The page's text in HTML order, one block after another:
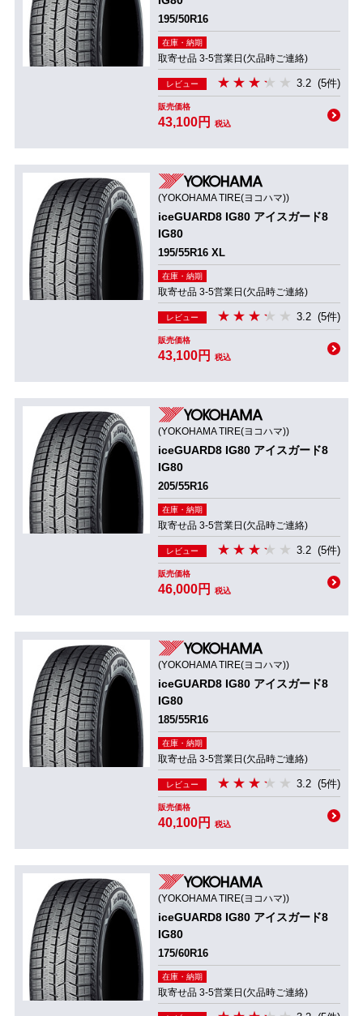
195/50R16
在庫・納期
取寄せ品 3-5営業日(欠品時ご連絡)
レビュー 3.2 (5件)
販売価格
43,100円 税込
(YOKOHAMA TIRE(ヨコハマ))
iceGUARD8 IG80 アイスガード8
IG80
195/55R16 XL
在庫・納期
取寄せ品 3-5営業日(欠品時ご連絡)
レビュー 3.2 (5件)
販売価格
43,100円 税込
(YOKOHAMA TIRE(ヨコハマ))
iceGUARD8 IG80 アイスガード8
IG80
205/55R16
在庫・納期
取寄せ品 3-5営業日(欠品時ご連絡)
レビュー 3.2 (5件)
販売価格
46,000円 税込
(YOKOHAMA TIRE(ヨコハマ))
iceGUARD8 IG80 アイスガード8
IG80
185/55R16
在庫・納期
取寄せ品 3-5営業日(欠品時ご連絡)
レビュー 3.2 (5件)
販売価格
40,100円 税込
(YOKOHAMA TIRE(ヨコハマ))
iceGUARD8 IG80 アイスガード8
IG80
175/60R16
在庫・納期
取寄せ品 3-5営業日(欠品時ご連絡)